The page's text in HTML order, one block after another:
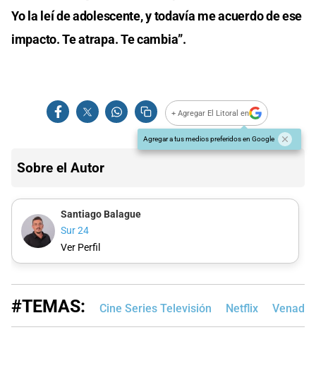
Yo la leí de adolescente, y todavía me acuerdo de ese
impacto. Te atrapa. Te cambia”.
+ Agregar El Litoral en
Agregar a tus medios preferidos en Google
Sobre el Autor
Santiago Balague
Sur 24
Ver Perfil
#TEMAS: Cine Series Televisión Netflix Venado